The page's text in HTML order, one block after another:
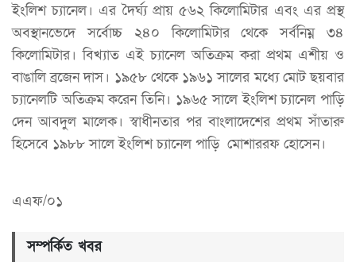
ইংলিশ চ্যানেল। এর দৈর্ঘ্য প্রায় ৫৬২ কিলোমিটার এবং এর প্রস্থ
অবস্থানভেদে সর্বোচ্চ ২৪০ কিলোমিটার থেকে সর্বনিম্ন ৩৪
কিলোমিটার। বিখ্যাত এই চ্যানেল অতিক্রম করা প্রথম এশীয় ও
বাঙালি ব্রজেন দাস। ১৯৫৮ থেকে ১৯৬১ সালের মধ্যে মোট ছয়বার
চ্যানেলটি অতিক্রম করেন তিনি। ১৯৬৫ সালে ইংলিশ চ্যানেল পাড়ি
দেন আবদুল মালেক। ‎স্বাধীনতার পর বাংলাদেশের প্রথম সাঁতারু
হিসেবে ১৯৮৮ সালে ইংলিশ চ্যানেল পাড়ি মোশাররফ হোসেন।
এএফ/০১
সম্পর্কিত খবর